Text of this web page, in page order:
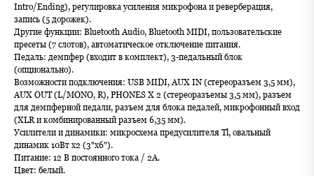
Intro/Ending), регулировка усиления микрофона и реверберация,
запись (5 дорожек).
Другие функции: Bluetooth Audio, Bluetooth MIDI, пользовательские
пресеты (7 слотов), автоматическое отключение питания.
Педаль: демпфер (входит в комплект), 3-педальный блок
(опционально).
Возможности подключения: USB MIDI, AUX IN (стереоразъем 3,5 мм),
AUX OUT (L/MONO, R), PHONES X 2 (стереоразъемы 3,5 мм), разъем
для демпферной педали, разъем для блока педалей, микрофонный вход
(XLR и комбинированный разъем 6,35 мм).
Усилители и динамики: микросхема предусилителя Tl, овальный
динамик 10Вт x2 (3"x6").
Питание: 12 В постоянного тока / 2А.
Цвет: белый.